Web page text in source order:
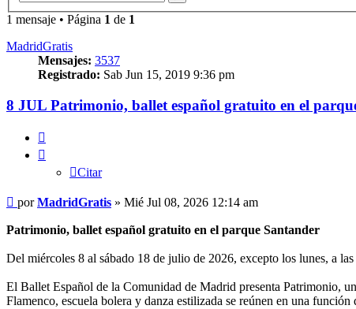
1 mensaje • Página 1 de 1
MadridGratis
Mensajes: 3537
Registrado: Sab Jun 15, 2019 9:36 pm
8 JUL Patrimonio, ballet español gratuito en el
Citar
Mensaje
porMadridGratis » Mié Jul 08, 2026 12:14 am
Patrimonio, ballet español gratuito en el parque Santander
Del miércoles 8 al sábado 18 de julio de 2026, excepto los lunes, a
El Ballet Español de la Comunidad de Madrid presenta Patrimonio,
Flamenco, escuela bolera y danza estilizada se reúnen en una